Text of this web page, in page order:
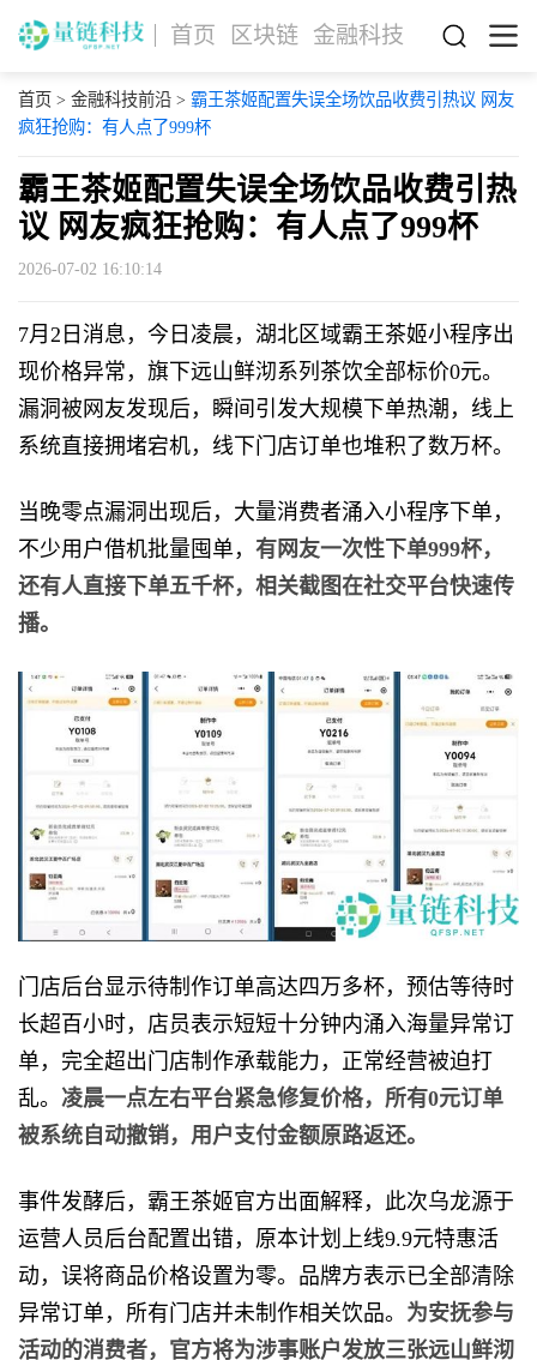
首页 区块链 金融科技
首页 > 金融科技前沿> 霸王茶姬配置失误全场饮品收费引热议 网友
疯狂抢购：有人点了999杯
霸王茶姬配置失误全场饮品收费引热
议 网友疯狂抢购：有人点了999杯
2026-07-02 16:10:14
7月2日消息，今日凌晨，湖北区域霸王茶姬小程序出
现价格异常，旗下远山鲜沏系列茶饮全部标价0元。
漏洞被网友发现后，瞬间引发大规模下单热潮，线上
系统直接拥堵宕机，线下门店订单也堆积了数万杯。
当晚零点漏洞出现后，大量消费者涌入小程序下单，
不少用户借机批量囤单， 有网友一次性下单999杯，
还有人直接下单五千杯，相关截图在社交平台快速传
播。
门店后台显示待制作订单高达四万多杯，预估等待时
长超百小时，店员表示短短十分钟内涌入海量异常订
单，完全超出门店制作承载能力，正常经营被迫打
乱。 凌晨一点左右平台紧急修复价格，所有0元订单
被系统自动撤销，用户支付金额原路返还。
事件发酵后，霸王茶姬官方出面解释，此次乌龙源于
运营人员后台配置出错，原本计划上线9.9元特惠活
动，误将商品价格设置为零。品牌方表示已全部清除
异常订单，所有门店并未制作相关饮品。 为安抚参与
活动的消费者，官方将为涉事账户发放三张远山鲜沏